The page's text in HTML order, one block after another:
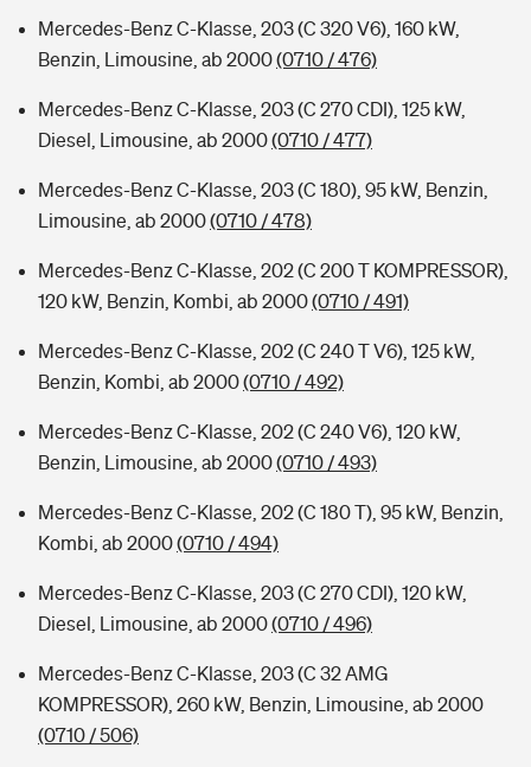
Mercedes-Benz C-Klasse, 203 (C 320 V6), 160 kW,
Benzin, Limousine, ab 2000(0710 / 476)
Mercedes-Benz C-Klasse, 203 (C 270 CDI), 125 kW,
Diesel, Limousine, ab 2000(0710 / 477)
Mercedes-Benz C-Klasse, 203 (C 180), 95 kW, Benzin,
Limousine, ab 2000(0710 / 478)
Mercedes-Benz C-Klasse, 202 (C 200 T KOMPRESSOR),
120 kW, Benzin, Kombi, ab 2000(0710 / 491)
Mercedes-Benz C-Klasse, 202 (C 240 T V6), 125 kW,
Benzin, Kombi, ab 2000(0710 / 492)
Mercedes-Benz C-Klasse, 202 (C 240 V6), 120 kW,
Benzin, Limousine, ab 2000(0710 / 493)
Mercedes-Benz C-Klasse, 202 (C 180 T), 95 kW, Benzin,
Kombi, ab 2000(0710 / 494)
Mercedes-Benz C-Klasse, 203 (C 270 CDI), 120 kW,
Diesel, Limousine, ab 2000(0710 / 496)
Mercedes-Benz C-Klasse, 203 (C 32 AMG
KOMPRESSOR), 260 kW, Benzin, Limousine, ab 2000
(0710 / 506)